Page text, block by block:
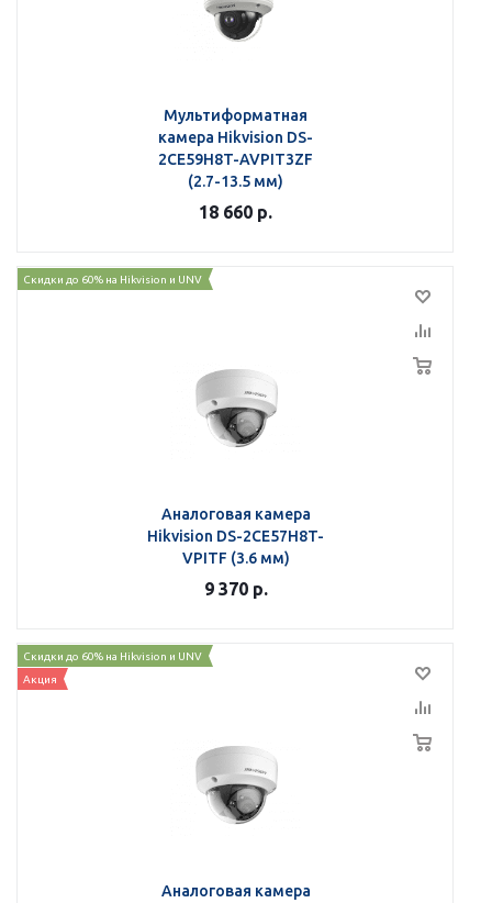
Мультиформатная
камера Hikvision DS-
2CE59H8T-AVPIT3ZF
(2.7-13.5 мм)
18 660 р.
Скидки до 60% на Hikvision и UNV
Аналоговая камера
Hikvision DS-2CE57H8T-
VPITF (3.6 мм)
9 370р.
Скидки до 60% на Hikvision и UNV
Акция
Аналоговая камера